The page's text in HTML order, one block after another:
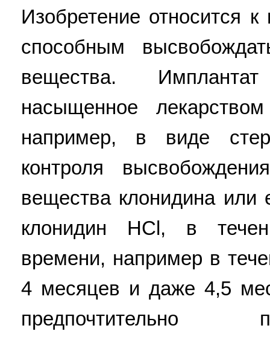
Изобретение относится
способным
вещества.
насыщенное
например, в виде
контроля
вещества клонидина или
клонидин HCl, в
времени, например в
4 месяцев и даже 4,5
предпочтительно